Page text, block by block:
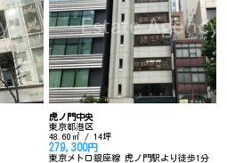
虎ノ門中央
東京都港区
48.60㎡ / 14坪
279,300円
東京メトロ銀座線 虎ノ門駅より徒歩1分